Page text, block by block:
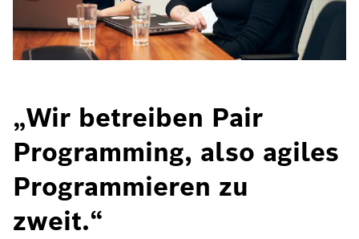
„Wir betreiben Pair
Programming, also agiles
Programmieren zu
zweit.“